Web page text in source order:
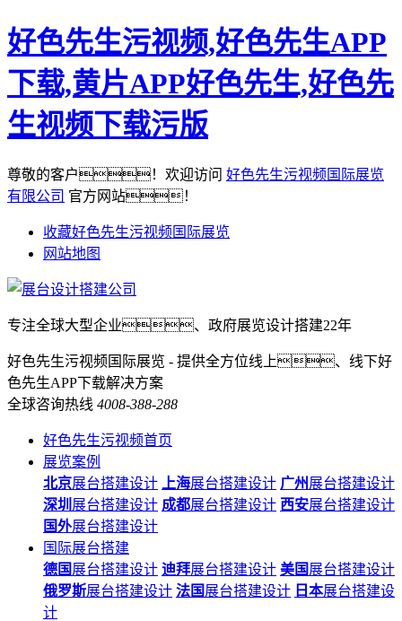
好色先生污视频,好色先生APP
下载,黄片APP好色先生,好色先
生视频下载污版
尊敬的客户！欢迎访问 好色先生污视频国际展览
有限公司 官方网站！
收藏好色先生污视频国际展览
网站地图
专注全球大型企业、政府展览设计搭建22年
好色先生污视频国际展览 - 提供全方位线上、线下好
色先生APP下载解决方案
全球咨询热线 4008-388-288
好色先生污视频首页
展览案例
北京展台搭建设计 上海展台搭建设计 广州展台搭建设计
深圳 展台搭建设计 成都展台搭建设计 西安展台搭建设计
国外展台搭建设计
国际展台搭建
德国 展台搭建设计 迪拜展台搭建设计 美国 展台搭建设计
俄罗斯展台搭建设计 法国 展台搭建设计 日本展台搭建设
计